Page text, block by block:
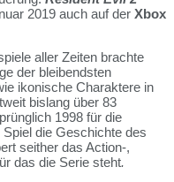
2019 auch auf der Xbox
aller Zeiten brachte
der bleibendsten
ikonische Charaktere in
bislang über 83
1998 für die
die Geschichte des
seither das Action-,
das die Serie steht.